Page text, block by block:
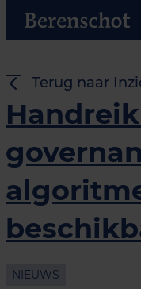
Terug naar
NIEUWS